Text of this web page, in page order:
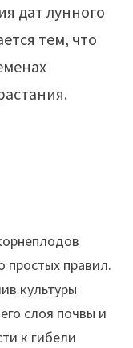
дат лунного
тем, что
простых правил.
культуры
слоя почвы и
к гибели